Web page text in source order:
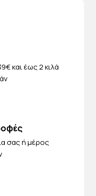
και έως 2 κιλά
σας ή μέρος